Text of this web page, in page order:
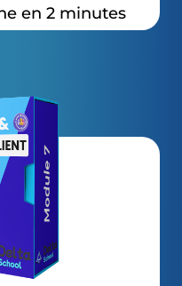
en 2 minutes